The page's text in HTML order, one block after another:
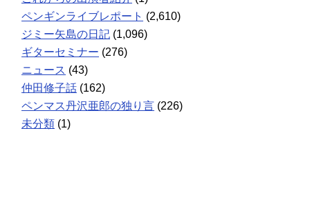
ペンギンライブレポート (2,610)
ジミー矢島の日記 (1,096)
ギターセミナー (276)
ニュース (43)
仲田修子話 (162)
ペンマス丹沢亜郎の独り言 (226)
未分類 (1)